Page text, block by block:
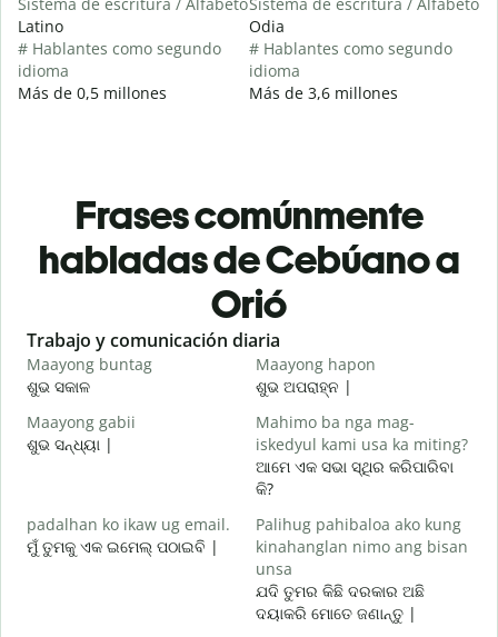
Latino
# Hablantes como segundo
idioma
Más de 0,5 millones
Odia
# Hablantes como segundo
idioma
Más de 3,6 millones
Frases comúnmente
habladas de Cebúano a
Orió
Slide 1 of 6
Trabajo y comunicación diaria
Maayong buntag
ଶୁଭ ସକାଳ
Maayong hapon
ଶୁଭ ଅପରାହ୍ନ |
Maayong gabii
ଶୁଭ ସନ୍ଧ୍ୟା |
Mahimo ba nga mag-
iskedyul kami usa ka miting?
ଆମେ ଏକ ସଭା ସ୍ଥିର କରିପାରିବା
କି?
padalhan ko ikaw ug email.
ମୁଁ ତୁମକୁ ଏକ ଇମେଲ୍ ପଠାଇବି |
Palihug pahibaloa ako kung
kinahanglan nimo ang bisan
unsa
ଯଦି ତୁମର କିଛି ଦରକାର ଅଛି
ଦୟାକରି ମୋତେ ଜଣାନ୍ତୁ |